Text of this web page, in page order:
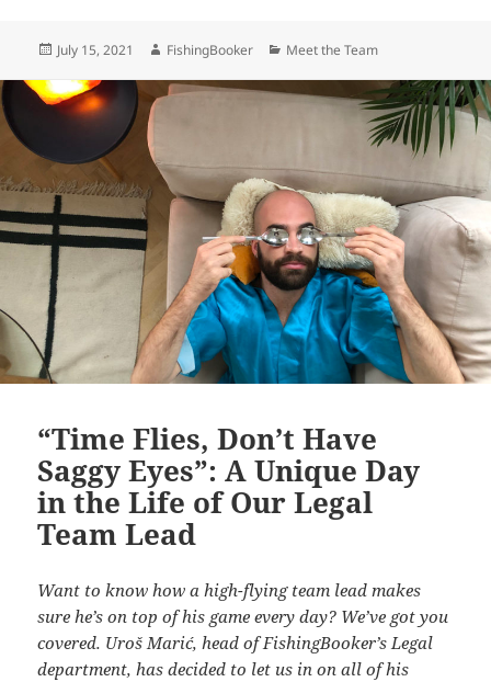
Posted
July 15, 2021 Author
FishingBooker Categories
Meet the Team
“Time Flies, Don’t Have
Saggy Eyes”: A Unique Day
in the Life of Our Legal
Team Lead
Want to know how a high-flying team lead makes
sure he’s on top of his game every day? We’ve got you
covered. Uroš Marić, head of FishingBooker’s Legal
department, has decided to let us in on all of his